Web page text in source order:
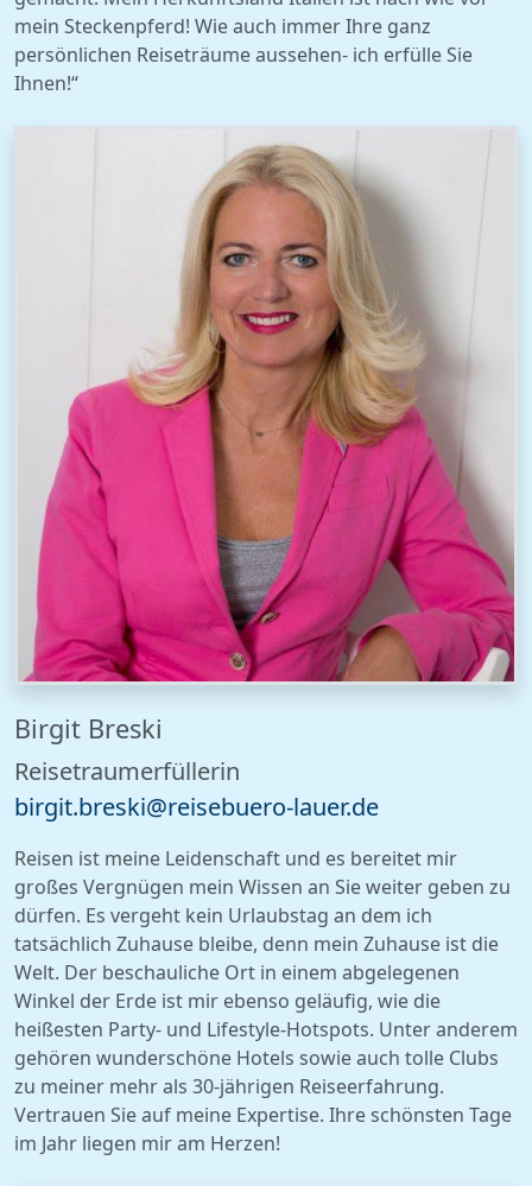
mein Steckenpferd! Wie auch immer Ihre ganz
persönlichen Reiseträume aussehen- ich erfülle Sie
Ihnen!“
Birgit Breski
Reisetraumerfüllerin
birgit.breski@reisebuero-lauer.de
Reisen ist meine Leidenschaft und es bereitet mir
großes Vergnügen mein Wissen an Sie weiter geben zu
dürfen. Es vergeht kein Urlaubstag an dem ich
tatsächlich Zuhause bleibe, denn mein Zuhause ist die
Welt. Der beschauliche Ort in einem abgelegenen
Winkel der Erde ist mir ebenso geläufig, wie die
heißesten Party- und Lifestyle-Hotspots. Unter anderem
gehören wunderschöne Hotels sowie auch tolle Clubs
zu meiner mehr als 30-jährigen Reiseerfahrung.
Vertrauen Sie auf meine Expertise. Ihre schönsten Tage
im Jahr liegen mir am Herzen!